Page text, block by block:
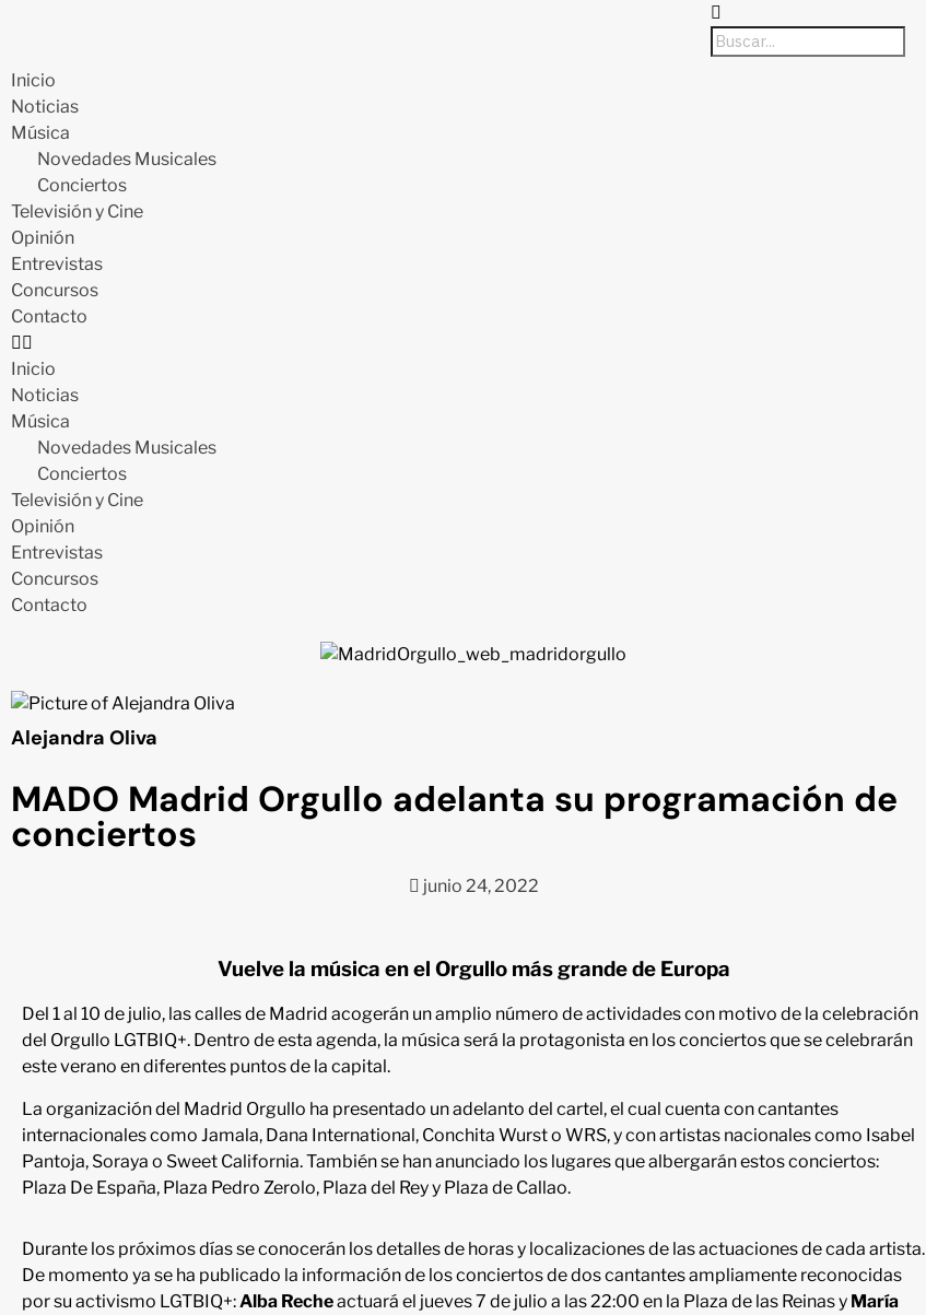
Inicio
Noticias
Música
Novedades Musicales
Conciertos
Televisión y Cine
Opinión
Entrevistas
Concursos
Contacto
Inicio
Noticias
Música
Novedades Musicales
Conciertos
Televisión y Cine
Opinión
Entrevistas
Concursos
Contacto
Alejandra Oliva
MADO Madrid Orgullo adelanta su programación de
conciertos
junio 24, 2022
Vuelve la música en el Orgullo más grande de Europa
Del 1 al 10 de julio, las calles de Madrid acogerán un amplio número de actividades con motivo de la celebración
del Orgullo LGTBIQ+. Dentro de esta agenda, la música será la protagonista en los conciertos que se celebrarán
este verano en diferentes puntos de la capital.
La organización del Madrid Orgullo ha presentado un adelanto del cartel, el cual cuenta con cantantes
internacionales como Jamala, Dana International, Conchita Wurst o WRS, y con artistas nacionales como Isabel
Pantoja, Soraya o Sweet California. También se han anunciado los lugares que albergarán estos conciertos:
Plaza De España, Plaza Pedro Zerolo, Plaza del Rey y Plaza de Callao.
Durante los próximos días se conocerán los detalles de horas y localizaciones de las actuaciones de cada artista.
De momento ya se ha publicado la información de los conciertos de dos cantantes ampliamente reconocidas
por su activismo LGTBIQ+: Alba Recheactuará el jueves 7 de julio a las 22:00 en la Plaza de las Reinas y María